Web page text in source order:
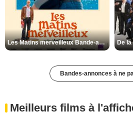
Les Matins merveilleux Bande-annonce VF
Bandes-annonces à ne
Meilleurs films à